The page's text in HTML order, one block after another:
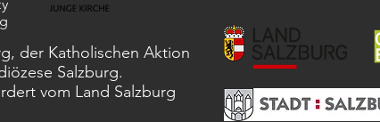
der Katholischen Aktion
Salzburg.
vom Land Salzburg